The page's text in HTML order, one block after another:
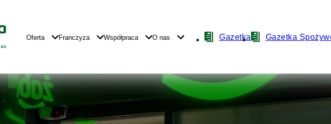
Główna
Nawigacja
Oferta Franczyza Współpraca O nas
NawigacjaGazetka Gazetka